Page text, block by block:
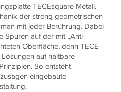
TECEsquare Metall.
der streng geometrischen
mit jeder Berührung. Dabei
Spuren auf der mit „Anti-
Oberfläche, dennTECE
auf haltbare
So entsteht
eingebaute